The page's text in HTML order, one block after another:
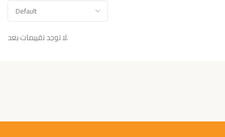
لا توجد تقييمات بعد.